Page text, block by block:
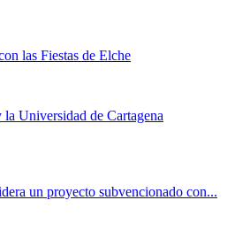
las Fiestas de Elche
Universidad de Cartagena
un proyecto subvencionado con...